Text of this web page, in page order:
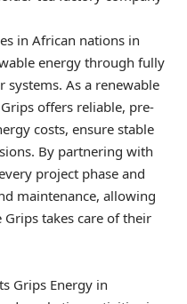
in African nations in
energy through fully
As a renewable
offers reliable, pre-
costs, ensure stable
By partnering with
project phase and
maintenance, allowing
takes care of their
Grips Energy in